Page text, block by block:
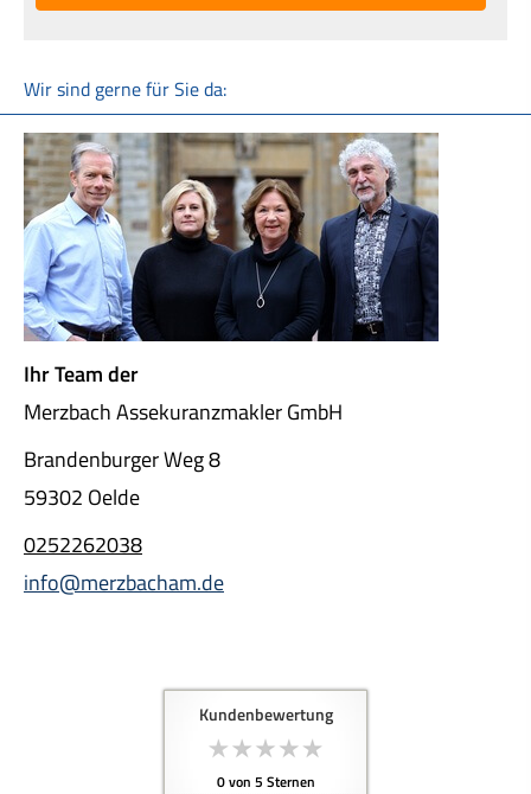
Wir sind gerne für Sie da:
Ihr Team der
Merzbach Assekuranzmakler GmbH
Brandenburger Weg 8
59302 Oelde
0252262038
info@merzbacham.de
Kundenbewertung
0von 5 Sternen